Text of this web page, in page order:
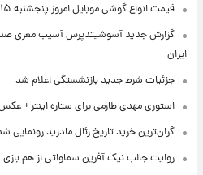
قیمت انواع گوشی موبایل امروز پنجشنبه ۱۵ مرداد ۱۴۰۵ + جدول
گزارش جدید آسوشیتدپرس آسیب مغزی
ایران
جزئیات شرط جدید بازنشستگی اعلام شد
استوری مهدی طارمی برای ستاره اینتر +
گران‌ترین خرید تاریخ رئال مادرید رونمایی
روایت جالب نیک آفرین سماواتی از هم بازی